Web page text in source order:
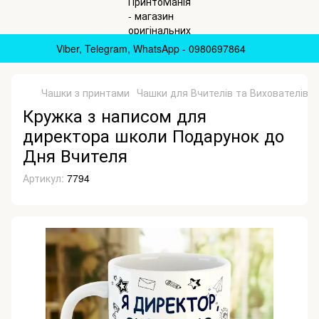
Viber, Telegram, WhatsApp - 0980697864
Чашки з принтами Чашки для Вчителів та Вихователів
Кружка з написом для
директора школи Подарунок до
Дня Вчителя
Артикул: 7794